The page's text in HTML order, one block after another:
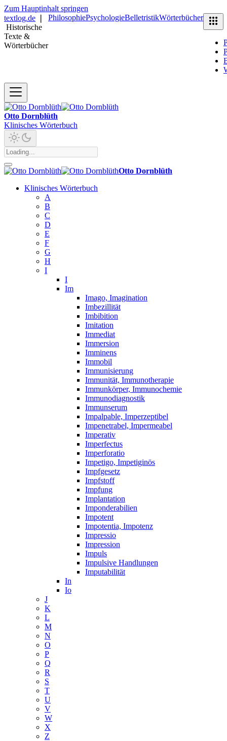
Zum Hauptinhalt springen
textlog.de
Historische
Texte &
Wörterbücher
PhilosophiePsychologieBelletristikWörterbücher
Otto Dornblüth
Klinisches Wörterbuch
Otto Dornblüth
Klinisches Wörterbuch
A
B
C
D
E
F
G
H
I
I
Im
Imago, Imagination
Imbezillität
Imbibition
Imitation
Immediat
Immersion
Imminens
Immobil
Immunisierung
Immunität, Immunotherapie
Immunkörper, Immunochemie
Immunodiagnostik
Immunserum
Impalpable, Imperzeptibel
Impenetrabel, Impermeabel
Imperativ
Imperfectus
Imperforatio
Impetigo, Impetiginös
Impfgesetz
Impfstoff
Impfung
Implantation
Imponderabilien
Impotent
Impotentia, Impotenz
Impressio
Impression
Impuls
Impulsive Handlungen
Imputabilität
In
Io
J
K
L
M
N
O
P
Q
R
S
T
U
V
W
X
Z